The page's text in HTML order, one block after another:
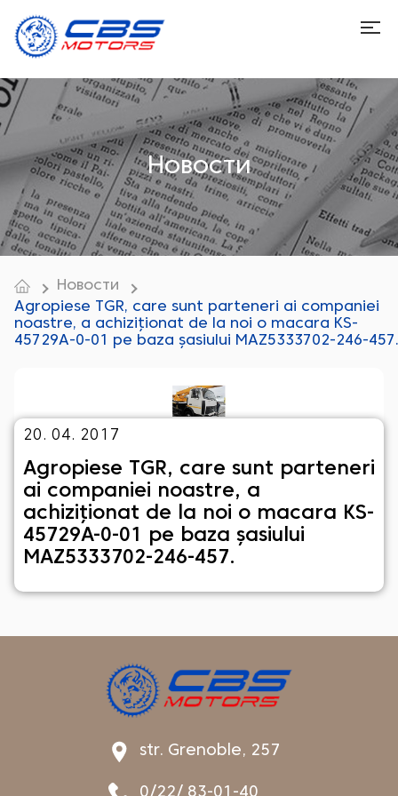
Новости
Новости
Agropiese TGR, care sunt parteneri ai companiei
noastre, a achiziționat de la noi o macara KS-
45729A-0-01 pe baza șasiului MAZ5333702-246-457.
20. 04. 2017
Agropiese TGR, care sunt parteneri
ai companiei noastre, a
achiziționat de la noi o macara KS-
45729A-0-01 pe baza șasiului
MAZ5333702-246-457.
str. Grenoble, 257